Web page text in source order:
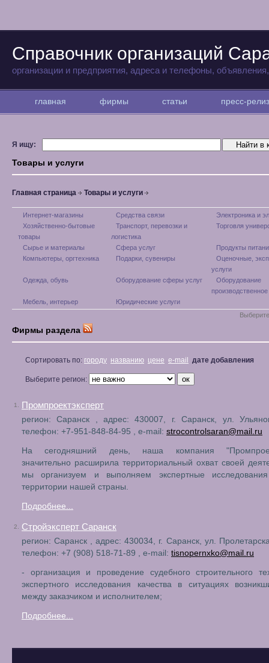
Справочник организаций
организации и предприятия, адреса и телефоны,
главная фирмы статьи пресс-
Я ищу:
Товары и услуги
Главная страница Товары и услуги
Интернет-магазины Средства связи
Электроника и
Хозяйственно-бытовые
товары
Транспорт, перевозки и
логистика
Торговля
Сырье и материалы Сфера услуг
Продукты
Компьютеры, оргтехника
Подарки, сувениры
Оценочные,
услуги
Одежда, обувь
Оборудование сферы услуг
Оборудование
производственное
Мебель, интерьер
Юридические услуги
Фирмы раздела
Сортировать по: городу названию цене e-mail дате добавления
Выберите регион:
1. Промпроектэксперт
регион: Саранск , адрес: 430007, г. Саранск, ул.
телефон: +7-951-848-84-95 , e-mail: strocontrolsaran@mail.ru
На сегодняшний день, наша компания
значительно расширила территориальный охват своей
мы организуем и выполняем экспертные
территории нашей страны.
Подробнее...
2. Стройэксперт Саранск
регион: Саранск , адрес: 430034, г. Саранск, ул.
телефон: +7 (908) 518-71-89 , e-mail: tisnopernxko@mail.ru
- организация и проведение судебного строительного
экспертного исследования качества в ситуациях
между заказчиком и исполнителем;
Подробнее...